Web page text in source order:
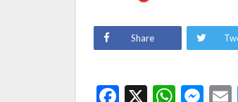
Share
Facebook
X